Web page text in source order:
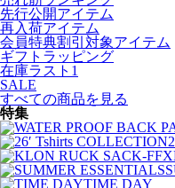
先行公開アイテム
再入荷アイテム
会員特典割引対象アイテム
ギフトラッピング
在庫ラスト1
SALE
すべての商品を見る
特集
TIME DAY